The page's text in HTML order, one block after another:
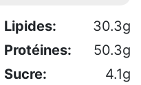
Lipides:
30.3g
Protéines:
50.3g
Sucre:
4.1g